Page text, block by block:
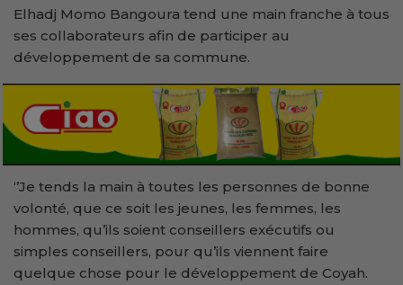
Elhadj Momo Bangoura tend une main franche à tous
ses collaborateurs afin de participer au
développement de sa commune.
‘’Je tends la main à toutes les personnes de bonne
volonté, que ce soit les jeunes, les femmes, les
hommes, qu’ils soient conseillers exécutifs ou
simples conseillers, pour qu’ils viennent faire
quelque chose pour le développement de Coyah.